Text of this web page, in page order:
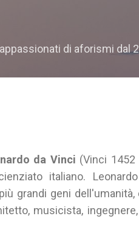
di aforismi dal
da Vinci (Vinci
italiano.
grandi geni dell'umanità,
musicista,